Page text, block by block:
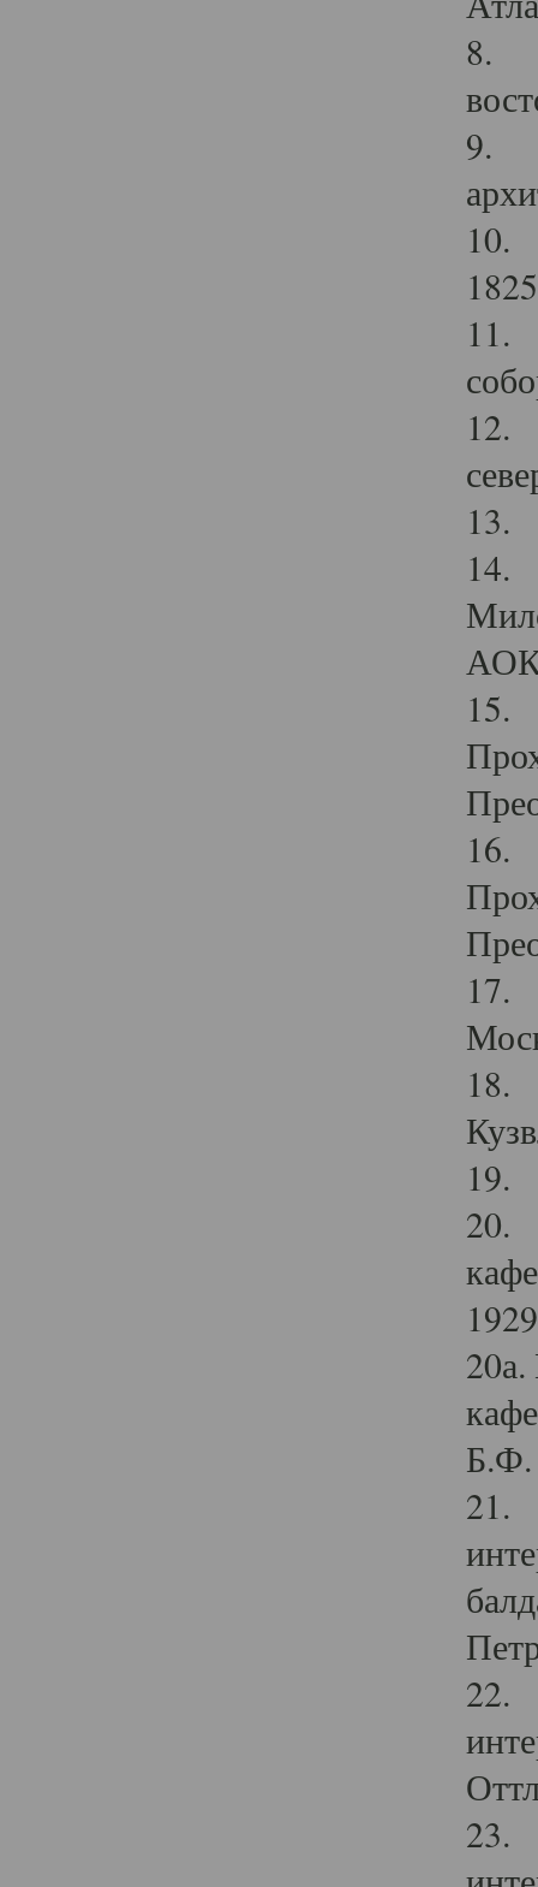
8.
9.
10.
11.
12.
13.
14.
15.
16.
17.
18.
19.
20.
Б.Ф.
21.
22.
23.